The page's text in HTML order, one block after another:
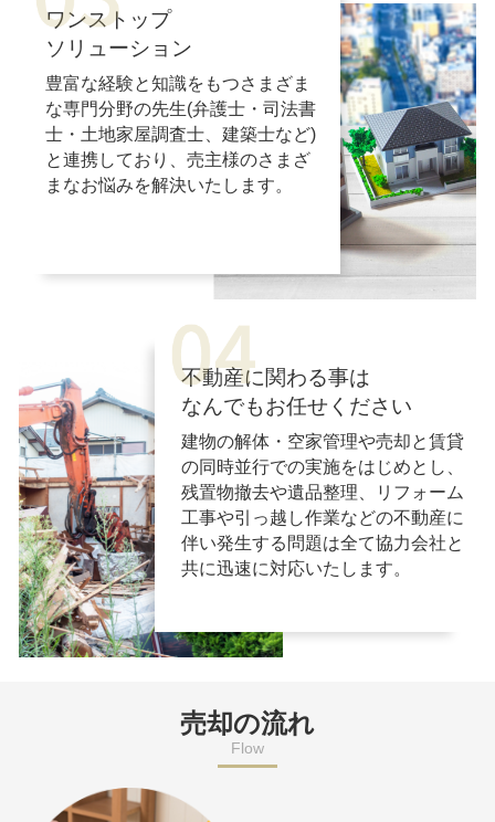
ワンストップ
ソリューション
豊富な経験と知識をもつさまざま
な専門分野の先生(弁護士・司法書
士・土地家屋調査士、建築士など)
と連携しており、売主様のさまざ
まなお悩みを解決いたします。
不動産に関わる事は
なんでもお任せください
建物の解体・空家管理や売却と賃貸
の同時並行での実施をはじめとし、
残置物撤去や遺品整理、リフォーム
工事や引っ越し作業などの不動産に
伴い発生する問題は全て協力会社と
共に迅速に対応いたします。
売却の流れ
Flow